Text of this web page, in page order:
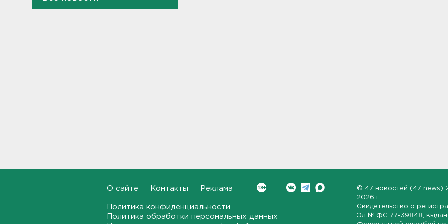
Комтранс напомнил о
Московского направления
О сайте Контакты Реклама
Политика конфиденциальности
Политика обработки персональных данных
© 47 новостей (47 news)
2026 г.
Свидетельство о
Эл № ФС 77-39848 ,